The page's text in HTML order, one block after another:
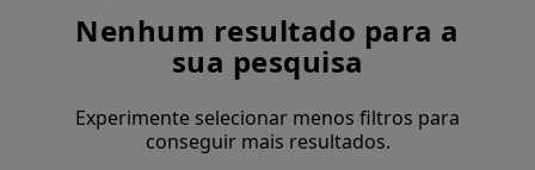
Nenhum resultado para a
sua pesquisa
Experimente selecionar menos filtros para
conseguir mais resultados.